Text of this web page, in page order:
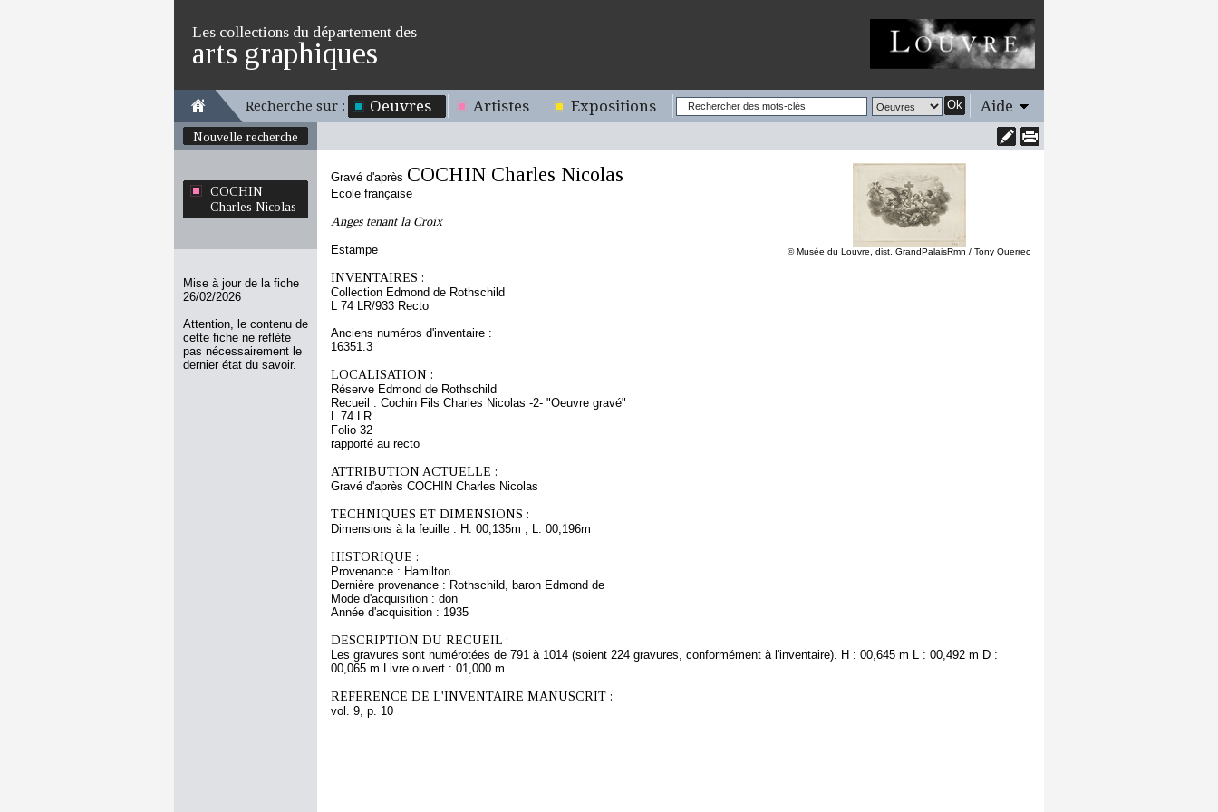
Les collections du département des
arts graphiques
Recherche sur : Oeuvres Artistes Expositions Ok Aide
Nouvelle recherche
COCHIN
Charles Nicolas
Mise à jour de la fiche
26/02/2026
Attention, le contenu de
cette fiche ne reflète
pas nécessairement le
dernier état du savoir.
© Musée du Louvre, dist. GrandPalaisRmn / Tony Querrec
Gravé d'après COCHIN Charles Nicolas
Ecole française
Anges tenant la Croix
Estampe
INVENTAIRES :
Collection Edmond de Rothschild
L 74 LR/933 Recto
Anciens numéros d'inventaire :
16351.3
LOCALISATION :
Réserve Edmond de Rothschild
Recueil : Cochin Fils Charles Nicolas -2- "Oeuvre gravé"
L 74 LR
Folio 32
rapporté au recto
ATTRIBUTION ACTUELLE :
Gravé d'après COCHIN Charles Nicolas
TECHNIQUES ET DIMENSIONS :
Dimensions à la feuille : H. 00,135m ; L. 00,196m
HISTORIQUE :
Provenance : Hamilton
Dernière provenance : Rothschild, baron Edmond de
Mode d'acquisition : don
Année d'acquisition : 1935
DESCRIPTION DU RECUEIL :
Les gravures sont numérotées de 791 à 1014 (soient 224 gravures, conformément à l'inventaire). H : 00,645 m L : 00,492 m D :
00,065 m Livre ouvert : 01,000 m
REFERENCE DE L'INVENTAIRE MANUSCRIT :
vol. 9, p. 10